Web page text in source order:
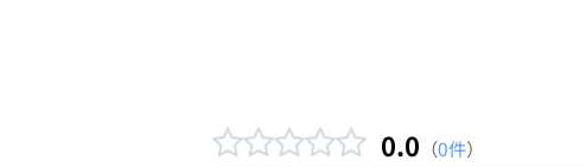
0.0 （0件）